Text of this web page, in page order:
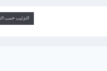
الترتيب حسب